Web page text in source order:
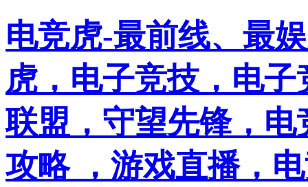
电竞虎-最前线、最
虎，电子竞技，电
联盟，守望先锋，
攻略 ，游戏直播，